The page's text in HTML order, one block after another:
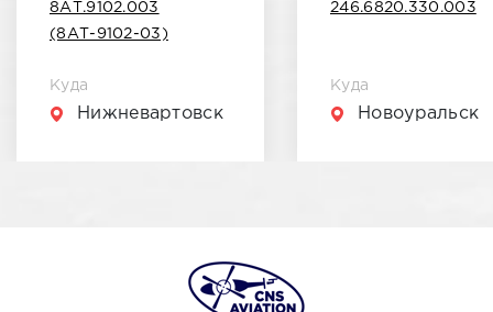
8АТ.9102.003
(8АТ-9102-03)
Куда
Нижневартовск
246.6820.330.003
Куда
Новоуральск